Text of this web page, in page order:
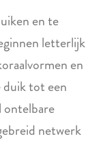
en te
letterlijk
en
duik tot een
ontelbare
netwerk